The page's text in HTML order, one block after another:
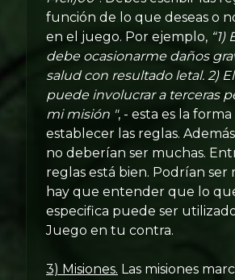
función de lo que deseas o
en el juego. Por ejemplo, “1)
debe ocasionarme daños
salud con resultado letal. 2)
puede involucrar a terceras
mi misión ", - esta es la
establecer las reglas.
no deberían ser muchas.
reglas está bien. Podrían ser
hay que entender que lo
especifica puede ser
Juego en tu contra.
3) Misiones. Las misiones